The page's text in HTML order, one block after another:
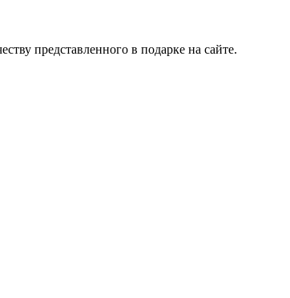
представленного в подарке на сайте.